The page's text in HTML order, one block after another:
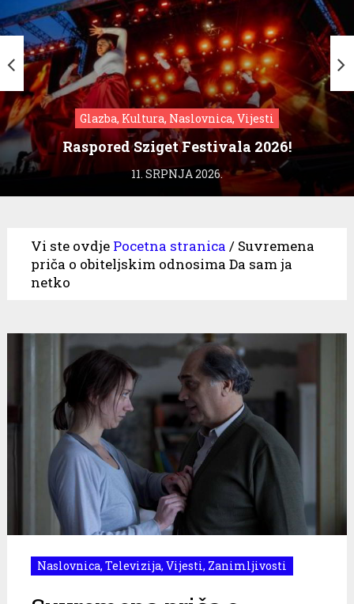
Glazba, Kultura, Naslovnica, Vijesti
Raspored Sziget Festivala 2026!
11. SRPNJA 2026.
Vi ste ovdje Pocetna stranica / Suvremena
priča o obiteljskim odnosima Da sam ja
netko
Naslovnica, Televizija, Vijesti, Zanimljivosti